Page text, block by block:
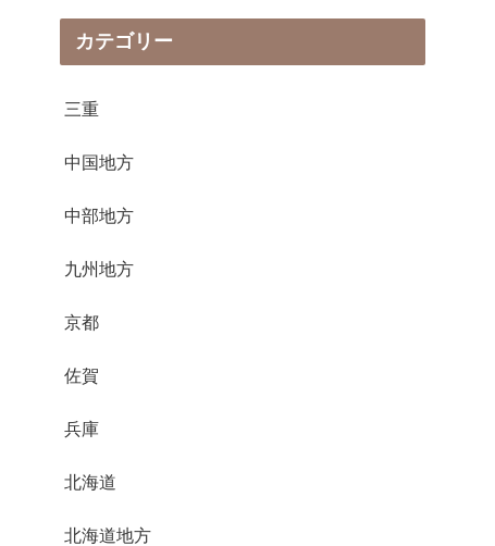
カテゴリー
三重
中国地方
中部地方
九州地方
京都
佐賀
兵庫
北海道
北海道地方